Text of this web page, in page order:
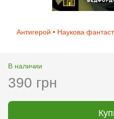
Антигерой • Наукова
В наличии
390 грн